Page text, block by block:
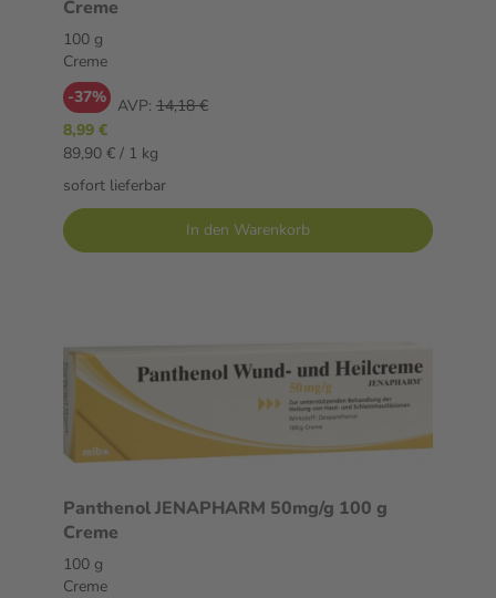
Creme
100 g
Creme
-37% AVP: 14,18 €
8,99 €
89,90 € / 1 kg
sofort lieferbar
In den Warenkorb
Panthenol JENAPHARM 50mg/g 100 g
Creme
100 g
Creme